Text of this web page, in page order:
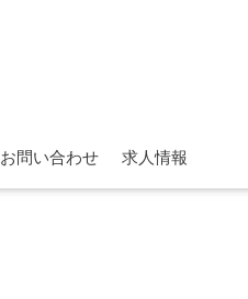
お問い合わせ 求人情報